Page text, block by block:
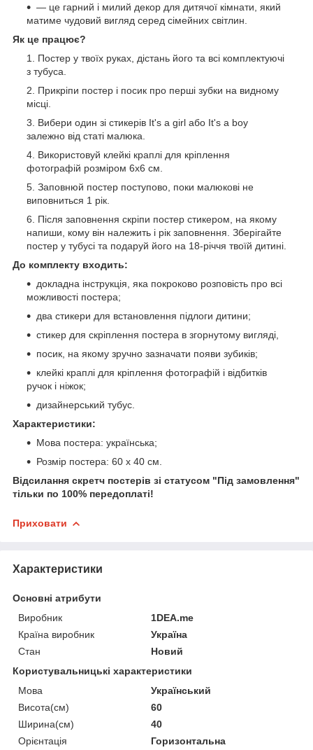
— це гарний і милий декор для дитячої кімнати, який
матиме чудовий вигляд серед сімейних світлин.
Як це працює?
Постер у твоїх руках, дістань його та всі комплектуючі
з тубуса.
Прикріпи постер і посик про перші зубки на видному
місці.
Вибери один зі стикерів It's a girl або It's a boy
залежно від статі малюка.
Використовуй клейкі краплі для кріплення
фотографій розміром 6х6 см.
Заповнюй постер поступово, поки малюкові не
виповниться 1 рік.
Після заповнення скріпи постер стикером, на якому
напиши, кому він належить і рік заповнення. Зберігайте
постер у тубусі та подаруй його на 18-річчя твоїй дитині.
До комплекту входить:
докладна інструкція, яка покроково розповість про всі
можливості постера;
два стикери для встановлення підлоги дитини;
стикер для скріплення постера в згорнутому вигляді,
посик, на якому зручно зазначати появи зубиків;
клейкі краплі для кріплення фотографій і відбитків
ручок і ніжок;
дизайнерський тубус.
Характеристики:
Мова постера: українська;
Розмір постера: 60 х 40 см.
Відсилання скретч постерів зі статусом "Під замовлення"
тільки по 100% передоплаті!
Приховати
Характеристики
Основні атрибути
Виробник
1DEA.me
Країна виробник
Україна
Стан
Новий
Користувальницькі характеристики
Мова
Український
Висота(см)
60
Ширина(см)
40
Орієнтація
Горизонтальна